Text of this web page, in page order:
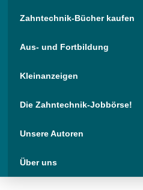
Zahntechnik-Bücher kaufen
Aus- und Fortbildung
Kleinanzeigen
Die Zahntechnik-Jobbörse!
Unsere Autoren
Über uns